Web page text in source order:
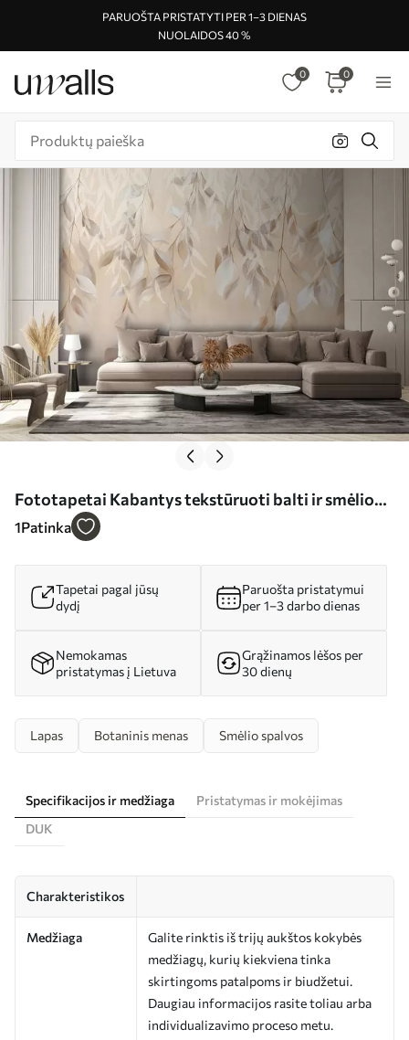
PARUOŠTA PRISTATYTI PER 1–3 DIENAS
NUOLAIDOS 40 %
0 0
Fototapetai Kabantys tekstūruoti balti ir smėlio
spalvos lapai su švelnia spalvų palete, persikų,
1Patinka
Tapetai pagal jūsų
dydį
Paruošta pristatymui
per 1–3 darbo dienas
Nemokamas
pristatymas į Lietuva
Grąžinamos lėšos per
30 dienų
Lapas Botaninis menas Smėlio spalvos
Specifikacijos ir medžiaga
Pristatymas ir mokėjimas
DUK
Charakteristikos
Medžiaga
Galite rinktis iš trijų aukštos kokybės
medžiagų, kurių kiekviena tinka
skirtingoms patalpoms ir biudžetui.
Daugiau informacijos rasite toliau arba
individualizavimo proceso metu.